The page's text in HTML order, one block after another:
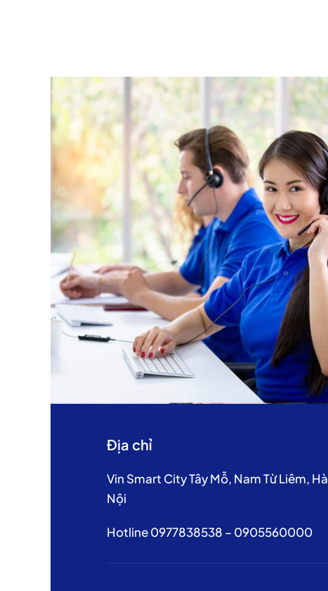
Địa chỉ
Vin Smart City Tây Mỗ, Nam Từ Liêm, Hà
Nội
Hotline 0977838538 – 0905560000